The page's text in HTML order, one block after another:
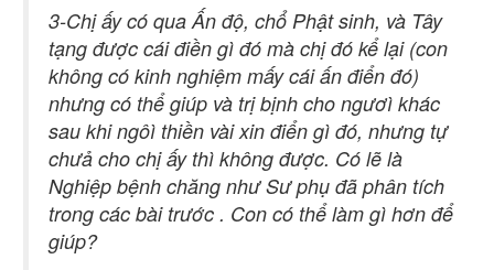
3-Chị ấy có qua Ấn độ, chổ Phật sinh, và Tây
tạng được cái điền gì đó mà chị đó kể lại (con
không có kinh nghiệm mấy cái ấn điển đó)
nhưng có thể giúp và trị bịnh cho ngươì khác
sau khi ngôì thiền vài xin điển gì đó, nhưng tự
chưả cho chị ấy thì không được. Có lẽ là
Nghiệp bệnh chăng như Sư phụ đã phân tích
trong các bài trước . Con có thể làm gì hơn để
giúp?